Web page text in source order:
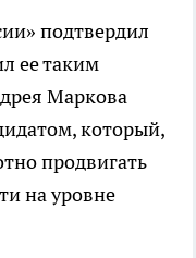
подтвердил
ее таким
Маркова
который,
продвигать
на уровне